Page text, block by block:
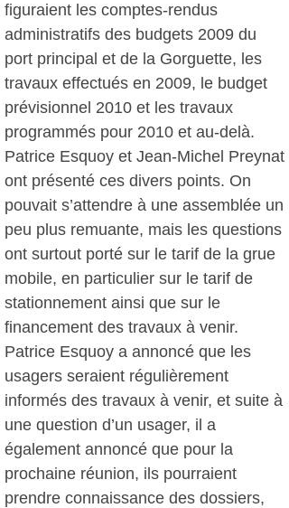
figuraient les comptes-rendus
administratifs des budgets 2009 du
port principal et de la Gorguette, les
travaux effectués en 2009, le budget
prévisionnel 2010 et les travaux
programmés pour 2010 et au-delà.
Patrice Esquoy et Jean-Michel Preynat
ont présenté ces divers points. On
pouvait s’attendre à une assemblée un
peu plus remuante, mais les questions
ont surtout porté sur le tarif de la grue
mobile, en particulier sur le tarif de
stationnement ainsi que sur le
financement des travaux à venir.
Patrice Esquoy a annoncé que les
usagers seraient régulièrement
informés des travaux à venir, et suite à
une question d’un usager, il a
également annoncé que pour la
prochaine réunion, ils pourraient
prendre connaissance des dossiers,